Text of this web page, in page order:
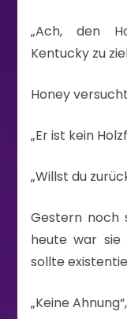
„Ach, den
Kentucky zu
Honey
„Er ist kein
„Willst du
Gestern noch
heute war sie
sollte
„Keine